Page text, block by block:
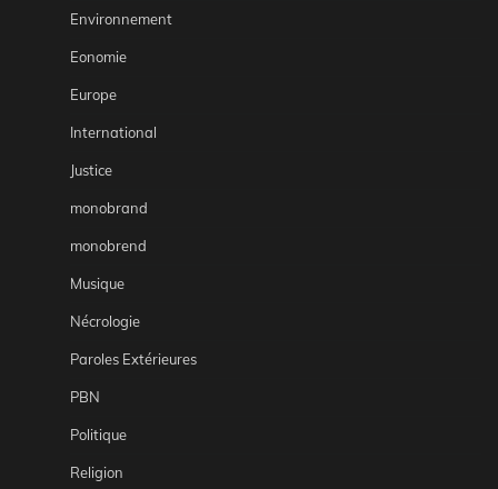
Environnement
Eonomie
Europe
International
Justice
monobrand
monobrend
Musique
Nécrologie
Paroles Extérieures
PBN
Politique
Religion